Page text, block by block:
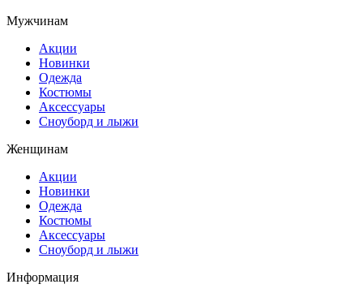
Мужчинам
Акции
Новинки
Одежда
Костюмы
Аксессуары
Сноуборд и лыжи
Женщинам
Акции
Новинки
Одежда
Костюмы
Аксессуары
Сноуборд и лыжи
Информация